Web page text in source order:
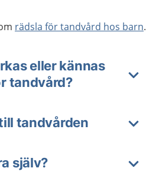
rädsla för tandvård hos barn.
eller kännas
tandvård?
tandvården
själv?